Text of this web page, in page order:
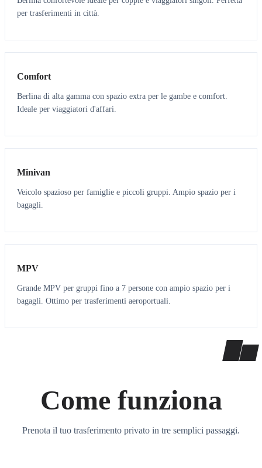
per trasferimenti in città.
3 3
Comfort
Berlina di alta gamma con spazio extra per le gambe e comfort.
Ideale per viaggiatori d'affari.
6 5
Minivan
Veicolo spazioso per famiglie e piccoli gruppi. Ampio spazio per i
bagagli.
7 7
MPV
Grande MPV per gruppi fino a 7 persone con ampio spazio per i
bagagli. Ottimo per trasferimenti aeroportuali.
Come funziona
Prenota il tuo trasferimento privato in tre semplici passaggi.